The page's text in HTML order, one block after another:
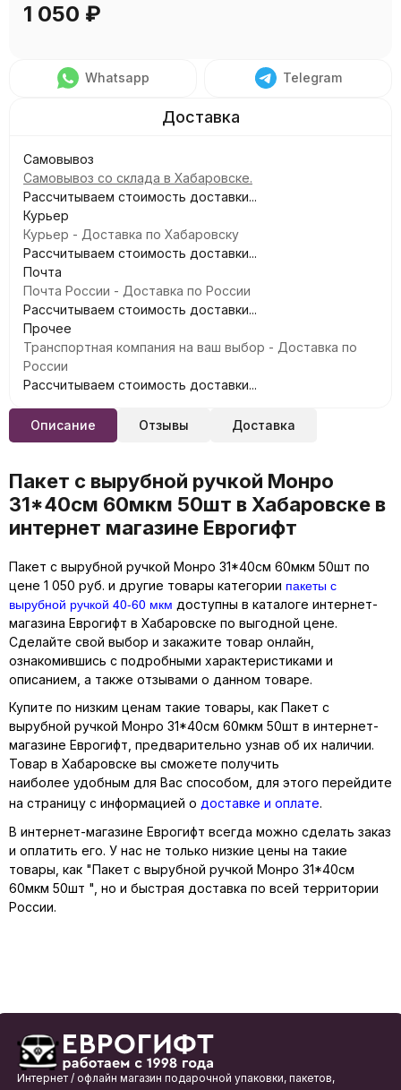
1 050 ₽
Whatsapp Telegram
Самовывоз
Самовывоз со склада в Хабаровске.
Рассчитываем стоимость доставки...
Курьер
Курьер - Доставка по Хабаровску
Рассчитываем стоимость доставки...
Почта
Почта России - Доставка по России
Рассчитываем стоимость доставки...
Прочее
Транспортная компания на ваш выбор - Доставка по
России
Рассчитываем стоимость доставки...
Описание Отзывы Доставка
Пакет с вырубной ручкой Монро
31*40см 60мкм 50шт в Хабаровске в
интернет магазине Еврогифт
Пакет с вырубной ручкой Монро 31*40см 60мкм 50шт по
цене 1 050 руб. и другие товары категории пакеты с
вырубной ручкой 40-60 мкм доступны в каталоге интернет-
магазина Еврогифт в Хабаровске по выгодной цене.
Сделайте свой выбор и закажите товар онлайн,
ознакомившись с подробными характеристиками и
описанием, а также отзывами о данном товаре.
Купите по низким ценам такие товары, как Пакет с
вырубной ручкой Монро 31*40см 60мкм 50шт в интернет-
магазине Еврогифт, предварительно узнав об их наличии.
Товар в Хабаровске вы сможете получить
наиболее удобным для Вас способом, для этого перейдите
на страницу с информацией о доставке и оплате.
В интернет-магазине Еврогифт всегда можно сделать заказ
и оплатить его. У нас не только низкие цены на такие
товары, как "Пакет с вырубной ручкой Монро 31*40см
60мкм 50шт ", но и быстрая доставка по всей территории
России.
Интернет / офлайн магазин подарочной упаковки, пакетов,